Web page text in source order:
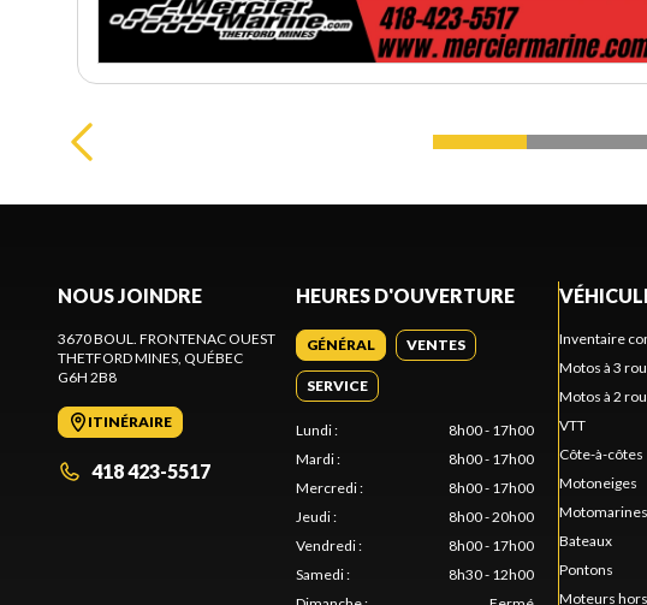
NOUS JOINDRE
3670 BOUL. FRONTENAC OUEST
THETFORD MINES , QUÉBEC
G6H 2B8
ITINÉRAIRE
418 423-5517
HEURES D'OUVERTURE
GÉNÉRAL VENTES
SERVICE
Lundi:
8h00 - 17h00
Mardi:
8h00 - 17h00
Mercredi:
8h00 - 17h00
Jeudi:
8h00 - 20h00
Vendredi:
8h00 - 17h00
Samedi:
8h30 - 12h00
Inventaire
Motos à 3
Motos à 2
VTT
Côte-à-côtes
Motoneiges
Motomarines
Bateaux
Pontons
Moteurs